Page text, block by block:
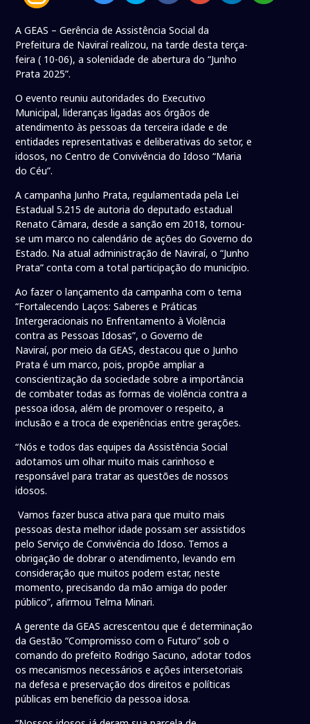
A GEAS – Gerência de Assistência Social da
Prefeitura de Naviraí realizou, na tarde desta terça-
feira ( 10-06), a solenidade de abertura do “Junho
Prata 2025”.
O evento reuniu autoridades do Executivo
Municipal, lideranças ligadas aos órgãos de
atendimento às pessoas da terceira idade e de
entidades representativas e deliberativas do setor, e
idosos, no Centro de Convivência do Idoso “Maria
do Céu”.
A campanha Junho Prata, regulamentada pela Lei
Estadual 5.215 de autoria do deputado estadual
Renato Câmara, desde a sanção em 2018, tornou-
se um marco no calendário de ações do Governo do
Estado. Na atual administração de Naviraí, o “Junho
Prata” conta com a total participação do município.
Ao fazer o lançamento da campanha com o tema
“Fortalecendo Laços: Saberes e Práticas
Intergeracionais no Enfrentamento à Violência
contra as Pessoas Idosas”, o Governo de
Naviraí, por meio da GEAS, destacou que o Junho
Prata é um marco, pois, propõe ampliar a
conscientização da sociedade sobre a importância
de combater todas as formas de violência contra a
pessoa idosa, além de promover o respeito, a
inclusão e a troca de experiências entre gerações.
“Nós e todos das equipes da Assistência Social
adotamos um olhar muito mais carinhoso e
responsável para tratar as questões de nossos
idosos.
Vamos fazer busca ativa para que muito mais
pessoas desta melhor idade possam ser assistidos
pelo Serviço de Convivência do Idoso. Temos a
obrigação de dobrar o atendimento, levando em
consideração que muitos podem estar, neste
momento, precisando da mão amiga do poder
público”, afirmou Telma Minari.
A gerente da GEAS acrescentou que é determinação
da Gestão “Compromisso com o Futuro” sob o
comando do prefeito Rodrigo Sacuno, adotar todos
os mecanismos necessários e ações intersetoriais
na defesa e preservação dos direitos e políticas
públicas em benefício da pessoa idosa.